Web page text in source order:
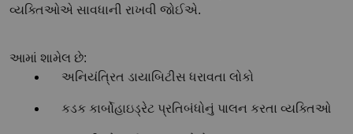
વ્યક્તિઓએ સાવધાની રાખવી જોઈએ.
આમાં શામેલ છે:
અનિયંત્રિત ડાયાબિટીસ ધરાવતા લોકો
કડક કાર્બોહાઇડ્રેટ પ્રતિબંધોનું પાલન કરતા વ્યક્તિઓ